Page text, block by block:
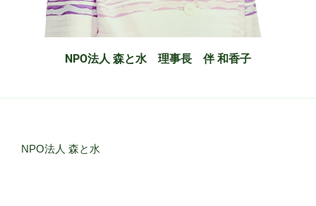
NPO法人 森と水 理事長 伴 和香子
NPO法人 森と水